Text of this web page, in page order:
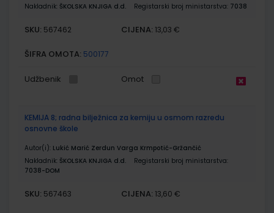
Nakladnik: ŠKOLSKA KNJIGA d.d. Registarski broj ministarstva: 7038
SKU: 567462 CIJENA: 13,03 €
ŠIFRA OMOTA: 500177
Udžbenik Omot
KEMIJA 8; radna bilježnica za kemiju u osmom razredu
osnovne škole
Autor(i): Lukić Marić Zerdun Varga Krmpotić-Gržančić
Nakladnik: ŠKOLSKA KNJIGA d.d.
Registarski broj ministarstva:
7038-DOM
SKU: 567463 CIJENA: 13,60 €